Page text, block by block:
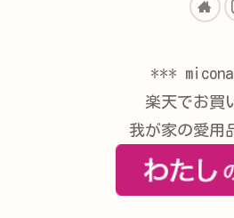
***
楽天でお買
我が家の愛用